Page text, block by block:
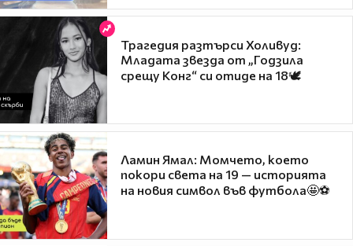
Трагедия разтърси Холивуд:
Младата звезда от „Годзила
срещу Конг“ си отиде на 18🕊️
Ламин Ямал: Момчето, което
покори света на 19 — историята
на новия символ във футбола🤩⚽